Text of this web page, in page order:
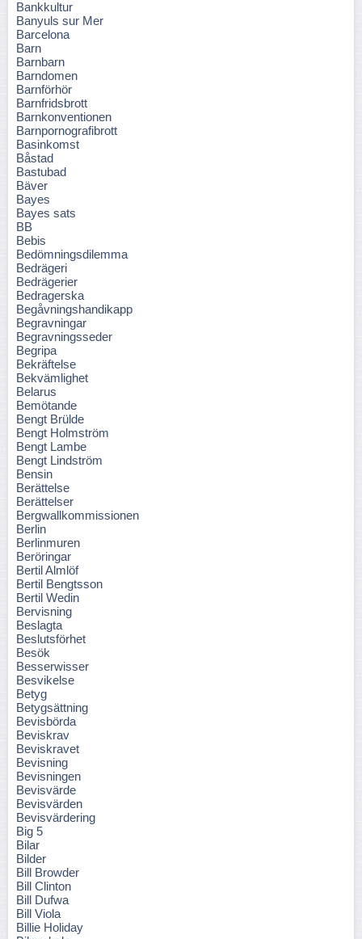
Bankkultur
Banyuls sur Mer
Barcelona
Barn
Barnbarn
Barndomen
Barnförhör
Barnfridsbrott
Barnkonventionen
Barnpornografibrott
Basinkomst
Båstad
Bastubad
Bäver
Bayes
Bayes sats
BB
Bebis
Bedömningsdilemma
Bedrägeri
Bedrägerier
Bedragerska
Begåvningshandikapp
Begravningar
Begravningsseder
Begripa
Bekräftelse
Bekvämlighet
Belarus
Bemötande
Bengt Brülde
Bengt Holmström
Bengt Lambe
Bengt Lindström
Bensin
Berättelse
Berättelser
Bergwallkommissionen
Berlin
Berlinmuren
Beröringar
Bertil Almlöf
Bertil Bengtsson
Bertil Wedin
Bervisning
Beslagta
Beslutsförhet
Besök
Besserwisser
Besvikelse
Betyg
Betygsättning
Bevisbörda
Beviskrav
Beviskravet
Bevisning
Bevisningen
Bevisvärde
Bevisvärden
Bevisvärdering
Big 5
Bilar
Bilder
Bill Browder
Bill Clinton
Bill Dufwa
Bill Viola
Billie Holiday